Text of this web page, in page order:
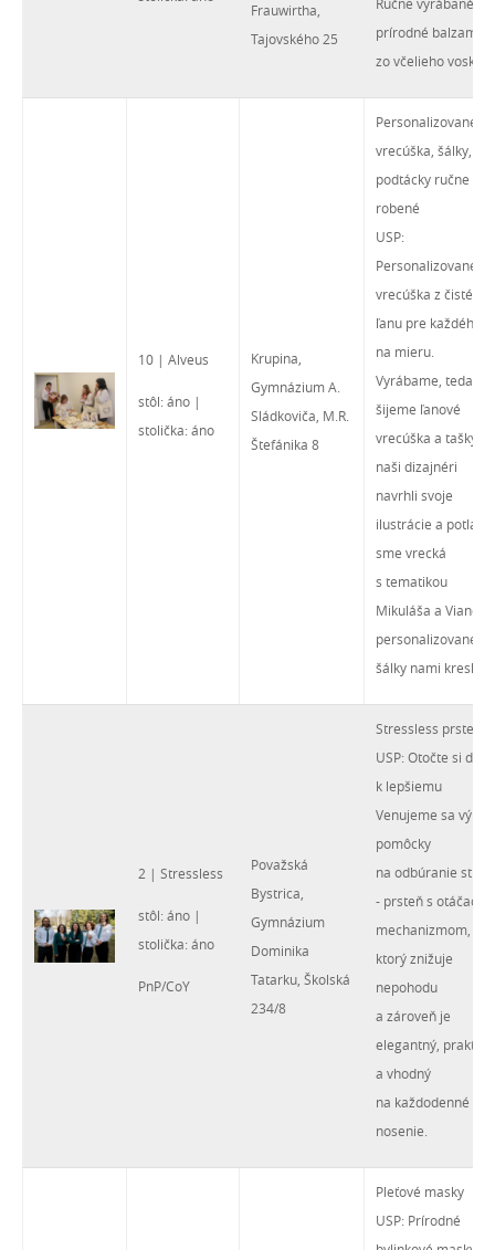
Frauwirtha,
Tajovského 25
prírodné balzamy
zo včelieho vosku.
10 | Alveus
stôl: áno |
stolička: áno
Krupina,
Gymnázium A.
Sládkoviča, M.R.
Štefánika 8
Personalizované
vrecúška, šálky,
podtácky ručne
robené
USP:
Personalizované
vrecúška z čistého
ľanu pre každého
na mieru.
Vyrábame, teda
šijeme ľanové
vrecúška a tašky,
naši dizajnéri
navrhli svoje
ilustrácie a potlačili
sme vrecká
s tematikou
Mikuláša a Vianoc,
personalizované
šálky nami
2 | Stressless
stôl: áno |
stolička: áno
PnP/CoY
Považská
Bystrica,
Gymnázium
Dominika
Tatarku, Školská
234/8
Stressless prsteň
USP: Otočte si deň
k lepšiemu
Venujeme sa
pomôcky
na odbúranie
- prsteň s otáčacím
mechanizmom,
ktorý znižuje
nepohodu
a zároveň je
elegantný,
a vhodný
na každodenné
nosenie.
Pleťové masky
USP: Prírodné